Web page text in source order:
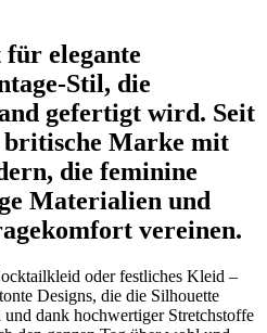
elegante
Stil, die
gefertigt wird. Seit
britische Marke mit
die feminine
Materialien und
vereinen.
oder festliches Kleid –
Designs, die die Silhouette
und dank hochwertiger Stretchstoffe